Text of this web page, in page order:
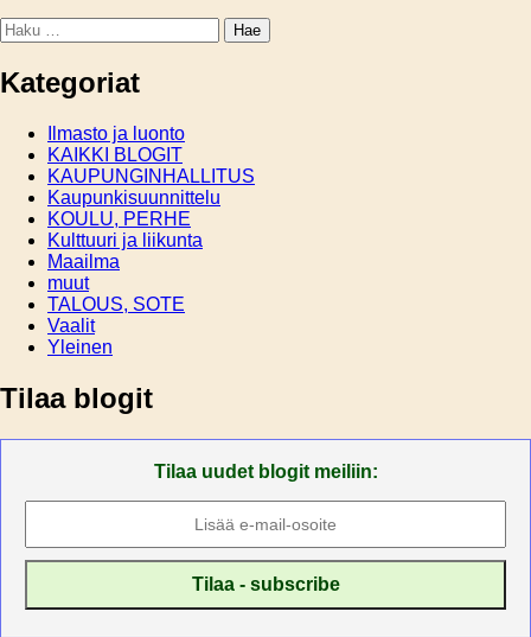
Haku:
Kategoriat
Ilmasto ja luonto
KAIKKI BLOGIT
KAUPUNGINHALLITUS
Kaupunkisuunnittelu
KOULU, PERHE
Kulttuuri ja liikunta
Maailma
muut
TALOUS, SOTE
Vaalit
Yleinen
Tilaa blogit
Tilaa uudet blogit meiliin: